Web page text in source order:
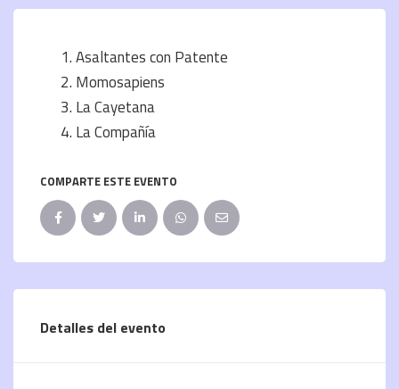
Asaltantes con Patente
Momosapiens
La Cayetana
La Compañía
COMPARTE ESTE EVENTO
Detalles del evento